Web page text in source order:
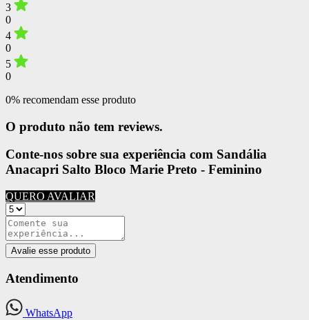
3
0
4
0
5
0
0% recomendam esse produto
O produto não tem reviews.
Conte-nos sobre sua experiência com Sandália
Anacapri Salto Bloco Marie Preto - Feminino
QUERO AVALIAR
Avalie esse produto
Atendimento
WhatsApp